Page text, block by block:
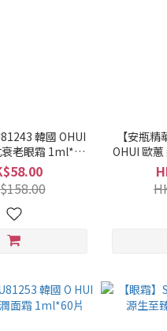
韓國 OHUI
效煥妍眼霜
【安瓶
OHUI 歐蕙 綠安瓶 多效煥妍精
華